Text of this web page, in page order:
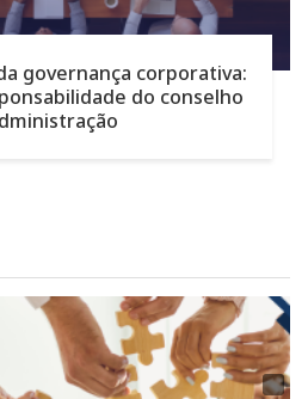
governança corporativa:
do conselho